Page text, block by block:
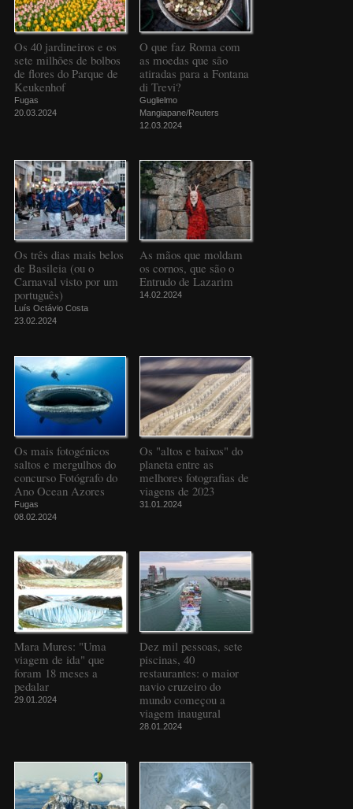
Os 40 jardineiros e os
sete milhões de bolbos
de flores do Parque de
Keukenhof
Fugas
20.03.2024
O que faz Roma com
as moedas que são
atiradas para a Fontana
di Trevi?
Guglielmo
Mangiapane/Reuters
12.03.2024
Os três dias mais belos
de Basileia (ou o
Carnaval visto por um
português)
Luís Octávio Costa
23.02.2024
As mãos que moldam
os cornos, que são o
Entrudo de Lazarim
14.02.2024
Os mais fotogénicos
saltos e mergulhos do
concurso Fotógrafo do
Ano Ocean Azores
Fugas
08.02.2024
Os "altos e baixos" do
planeta entre as
melhores fotografias de
viagens de 2023
31.01.2024
Mara Mures: "Uma
viagem de ida" que
foram 18 meses a
pedalar
29.01.2024
Dez mil pessoas, sete
piscinas, 40
restaurantes: o maior
navio cruzeiro do
mundo começou a
viagem inaugural
28.01.2024